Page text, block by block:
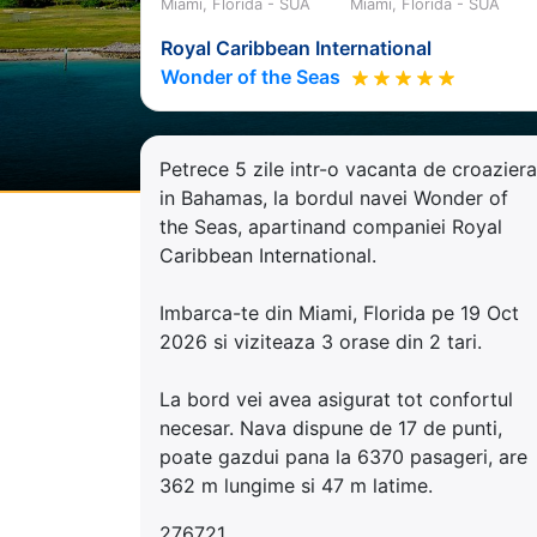
Miami, Florida - SUA Miami, Florida - SUA
Royal Caribbean International
Wonder of the Seas
Petrece 5 zile intr-o vacanta de croaziera
in Bahamas, la bordul navei Wonder of
the Seas, apartinand companiei Royal
Caribbean International.
Imbarca-te din Miami, Florida pe 19 Oct
2026 si viziteaza 3 orase din 2 tari.
La bord vei avea asigurat tot confortul
necesar. Nava dispune de 17 de punti,
poate gazdui pana la 6370 pasageri, are
362 m lungime si 47 m latime.